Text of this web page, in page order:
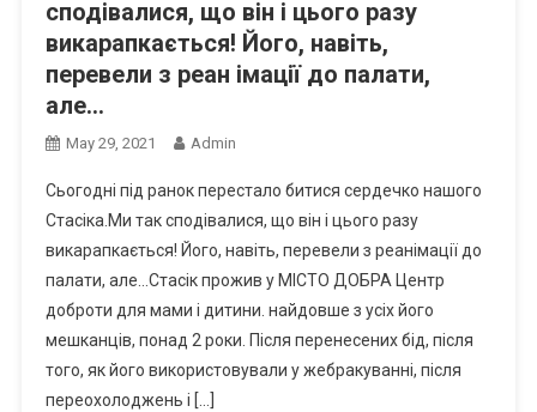
сподівалися, що він i цього разу
викарапкається! Його, навіть,
перевели з реан iмації до палати,
але…
May 29, 2021 Admin
Сьогодні під ранок перестало битися сердечко нашого
Стасіка.Ми так сподівалися, що він і цього разу
викарапкається! Його, навіть, перевели з реанімації до
палати, але…Стасік прожив у МІСТО ДОБРА Центр
доброти для мами і дитини. найдовше з усіх його
мешканців, понад 2 роки. Після перенесених бід, після
того, як його використовували у жебракуванні, після
переохолоджень і […]